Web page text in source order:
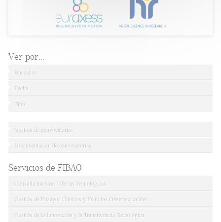
Ver por...
Buscador
Fecha
Tipo
Gestión de convocatorias
Documentación de convocatorias
Servicios de FIBAO
Consulta nuestras Ofertas Tecnológicas
Gestión de Ensayos Clínicos y Estudios Observacionales
Gestión de la Innovación y la Transferencia Tecnológica